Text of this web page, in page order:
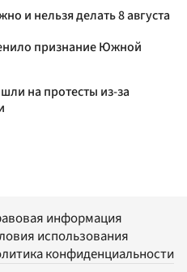
и нельзя делать 8 августа
признание Южной
на протесты из-за
информация
использования
конфиденциальности